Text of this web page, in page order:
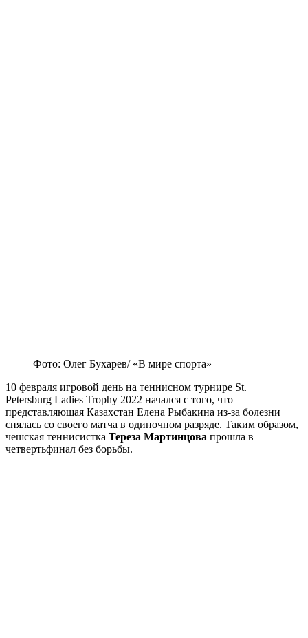
Фото: Олег Бухарев/ «В мире спорта»
10 февраля игровой день на теннисном турнире St.
Petersburg Ladies Trophy 2022 начался с того, что
представляющая Казахстан Елена Рыбакина из-за болезни
снялась со своего матча в одиночном разряде. Таким образом,
чешская теннисистка Тереза Мартинцова прошла в
четвертьфинал без борьбы.